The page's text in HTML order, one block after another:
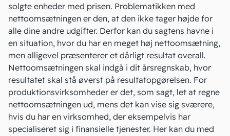
solgte enheder med prisen. Problematikken med
nettoomsætningen er den, at den ikke tager højde for
alle dine andre udgifter. Derfor kan du sagtens havne i
en situation, hvor du har en meget høj nettoomsætning,
men alligevel præsenterer et dårligt resultat overall.
Nettoomsætningen skal indgå i dit årsregnskab, hvor
resultatet skal stå øverst på resultatopgørelsen. For
produktionsvirksomheder er det, som sagt, let at regne
nettoomsætningen ud, mens det kan vise sig sværere,
hvis du har en virksomhed, der eksempelvis har
specialiseret sig i finansielle tjenester. Her kan du med